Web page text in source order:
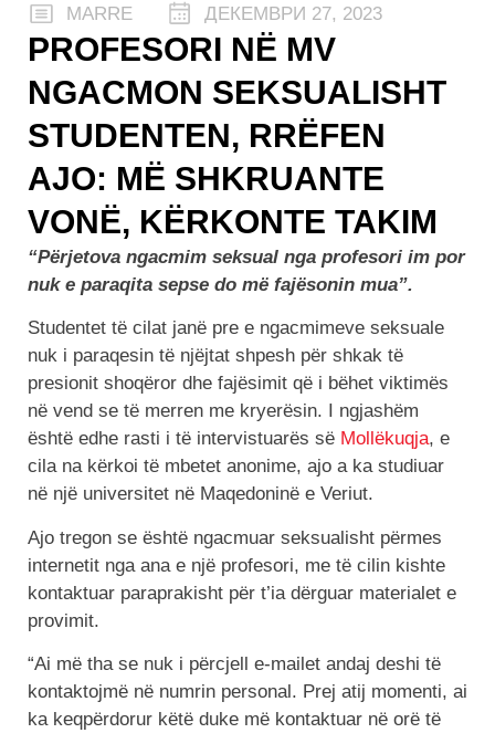
MARRE ДЕКЕМВРИ 27, 2023
PROFESORI NË MV
NGACMON SEKSUALISHT
STUDENTEN, RRËFEN
AJO: MË SHKRUANTE
VONË, KËRKONTE TAKIM
“Përjetova ngacmim seksual nga profesori im por
nuk e paraqita sepse do më fajësonin mua”.
Studentet të cilat janë pre e ngacmimeve seksuale
nuk i paraqesin të njëjtat shpesh për shkak të
presionit shoqëror dhe fajësimit që i bëhet viktimës
në vend se të merren me kryerësin. I ngjashëm
është edhe rasti i të intervistuarës së Mollëkuqja, e
cila na kërkoi të mbetet anonime, ajo a ka studiuar
në një universitet në Maqedoninë e Veriut.
Ajo tregon se është ngacmuar seksualisht përmes
internetit nga ana e një profesori, me të cilin kishte
kontaktuar paraprakisht për t’ia dërguar materialet e
provimit.
“Ai më tha se nuk i përcjell e-mailet andaj deshi të
kontaktojmë në numrin personal. Prej atij momenti, ai
ka keqpërdorur këtë duke më kontaktuar në orë të